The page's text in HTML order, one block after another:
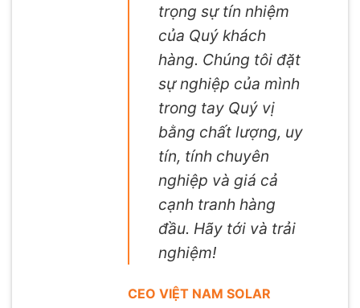
trọng sự tín nhiệm
của Quý khách
hàng. Chúng tôi đặt
sự nghiệp của mình
trong tay Quý vị
bằng chất lượng, uy
tín, tính chuyên
nghiệp và giá cả
cạnh tranh hàng
đầu. Hãy tới và trải
nghiệm!
CEO VIỆT NAM SOLAR